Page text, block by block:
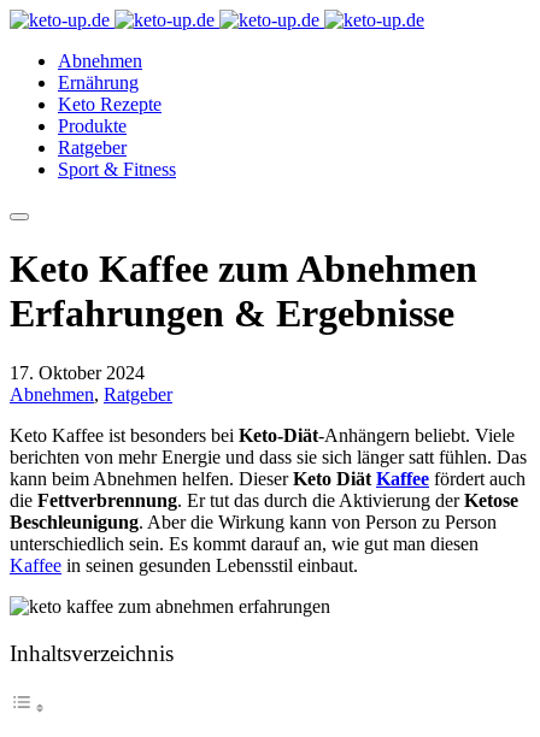
Abnehmen
Ernährung
Keto Rezepte
Produkte
Ratgeber
Sport & Fitness
Keto Kaffee zum Abnehmen
Erfahrungen & Ergebnisse
17. Oktober 2024
Abnehmen, Ratgeber
Keto Kaffee ist besonders bei Keto-Diät-Anhängern beliebt. Viele
berichten von mehr Energie und dass sie sich länger satt fühlen. Das
kann beim Abnehmen helfen. DieserKeto Diät Kaffee fördert auch
die Fettverbrennung. Er tut das durch die Aktivierung derKetose
Beschleunigung. Aber die Wirkung kann von Person zu Person
unterschiedlich sein. Es kommt darauf an, wie gut man diesen
Kaffee in seinen gesunden Lebensstil einbaut.
Inhaltsverzeichnis